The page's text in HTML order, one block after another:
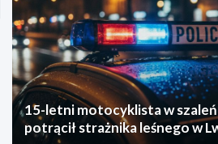
15-letni motocyklista w
potrącił strażnika leśnego w